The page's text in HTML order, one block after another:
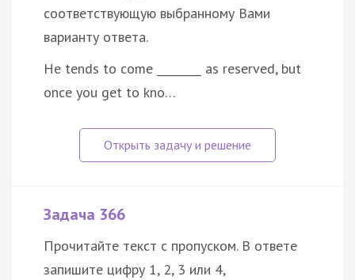
соответствующую выбранному Вами
варианту ответа.
He tends to come ________ as reserved, but
once you get to kno…
Задача 366
Прочитайте текст с пропуском. В ответе
запишите цифру 1, 2, 3 или 4,